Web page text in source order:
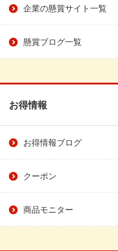
企業の懸賞サイト一覧
懸賞ブログ一覧
お得情報
お得情報ブログ
クーポン
商品モニター